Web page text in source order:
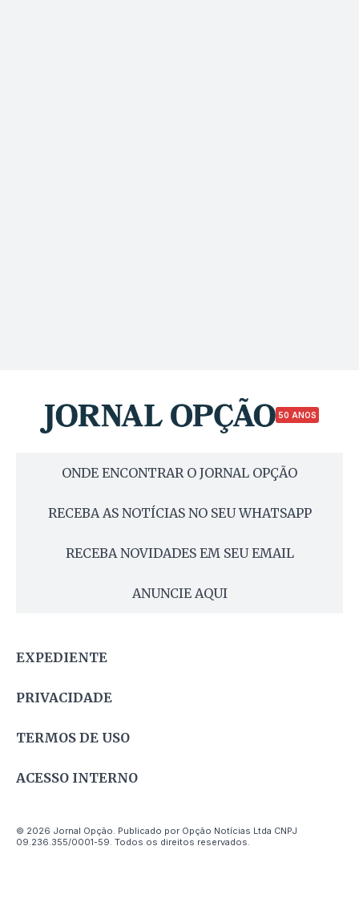
50 ANOS
ONDE ENCONTRAR O JORNAL OPÇÃO
RECEBA AS NOTÍCIAS NO SEU WHATSAPP
RECEBA NOVIDADES EM SEU EMAIL
ANUNCIE AQUI
EXPEDIENTE
PRIVACIDADE
TERMOS DE USO
ACESSO INTERNO
© 2026 Jornal Opção. Publicado por Opção Notícias Ltda CNPJ
09.236.355/0001-59. Todos os direitos reservados.